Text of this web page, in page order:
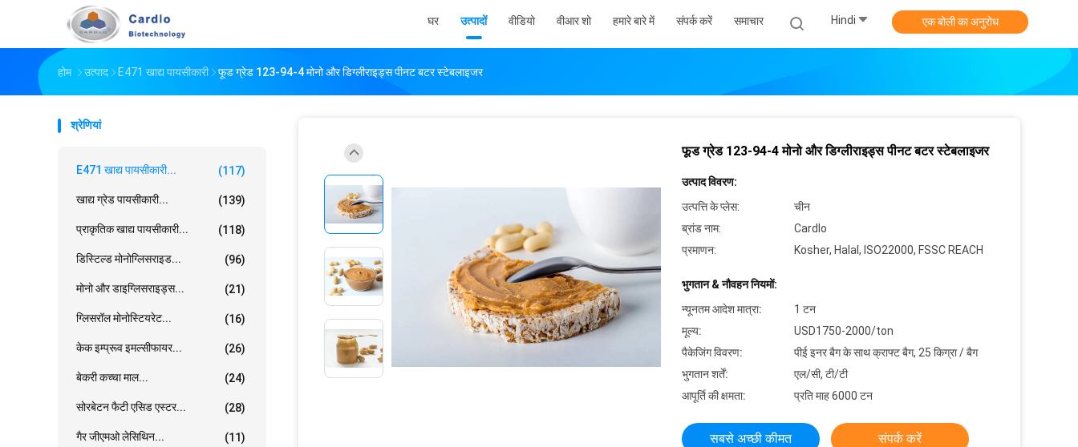
घर उत्पादों वीडियो वीआर शो हमारे बारे में संपर्क करें समाचार Hindi एक बोली का अनुरोध
होम उत्पाद E471 खाद्य पायसीकारी फूड ग्रेड 123-94-4 मोनो और डिग्लीराइड्स पीनट बटर स्टेबलाइजर
श्रेणियां
E471 खाद्य पायसीकारी... (117)
खाद्य ग्रेड पायसीकारी... (139)
प्राकृतिक खाद्य पायसीकारी... (118)
डिस्टिल्ड मोनोग्लिसराइड... (96)
मोनो और डाइग्लिसराइड्स... (21)
ग्लिसरॉल मोनोस्टियरेट... (16)
केक इम्प्रूव इमल्सीफायर... (26)
बेकरी कच्चा माल... (24)
सोरबेटन फैटी एसिड एस्टर... (28)
गैर जीएमओ लेसिथिन... (11)
फूड ग्रेड 123-94-4 मोनो और डिग्लीराइड्स पीनट बटर स्टेबलाइजर
उत्पाद विवरण:
उत्पत्ति के प्लेस:
चीन
ब्रांड नाम:
Cardlo
प्रमाणन:
Kosher, Halal, ISO22000, FSSC REACH
भुगतान & नौवहन नियमों:
न्यूनतम आदेश मात्रा:
1 टन
मूल्य:
USD1750-2000/ton
पैकेजिंग विवरण:
पीई इनर बैग के साथ क्राफ्ट बैग, 25 किग्रा / बैग
भुगतान शर्तें:
एल/सी, टी/टी
आपूर्ति की क्षमता:
प्रति माह 6000 टन
सबसे अच्छी कीमत संपर्क करें